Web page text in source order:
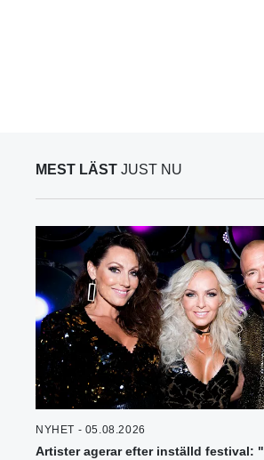
MEST LÄST JUST NU
NYHET - 05.08.2026
Artister agerar efter inställd festival: